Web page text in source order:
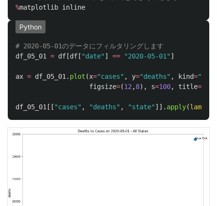
%matplotlib inline
Python
df_05_01
= df [df [ "date" ] == "2020-05-01 " ]
ax = df_05_01 . plot (x="cases" , y="deaths" , kind="
figsize=(12 ,8), s=100, title=
df_05_01 [[ "cases" , "deaths" , "state" ]]. apply(lambda